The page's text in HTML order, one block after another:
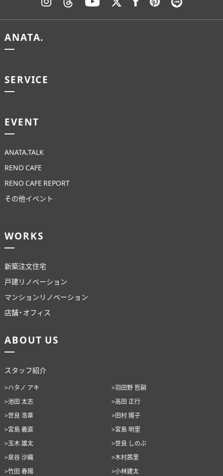
ANATA.
SERVICE
EVENT
ANATA.TALK
RENO CAFE
RENO CAFE REPORT
その他イベント
WORKS
新築注文住宅
戸建リノベーション
マンションリノベーション
店舗・オフィス
ABOUT US
スタッフ紹介
>ハタノ アキ
>羽田野 哲嗣
>池田 太志
>高田 正行
>世良 浩章
>田村 陽子
>宮島 義直
>宮島 明里
>玉木 雄太
>世良 しのぶ
>泉谷 沙織
>木村茜里
>竹田 春陽
>小林建太